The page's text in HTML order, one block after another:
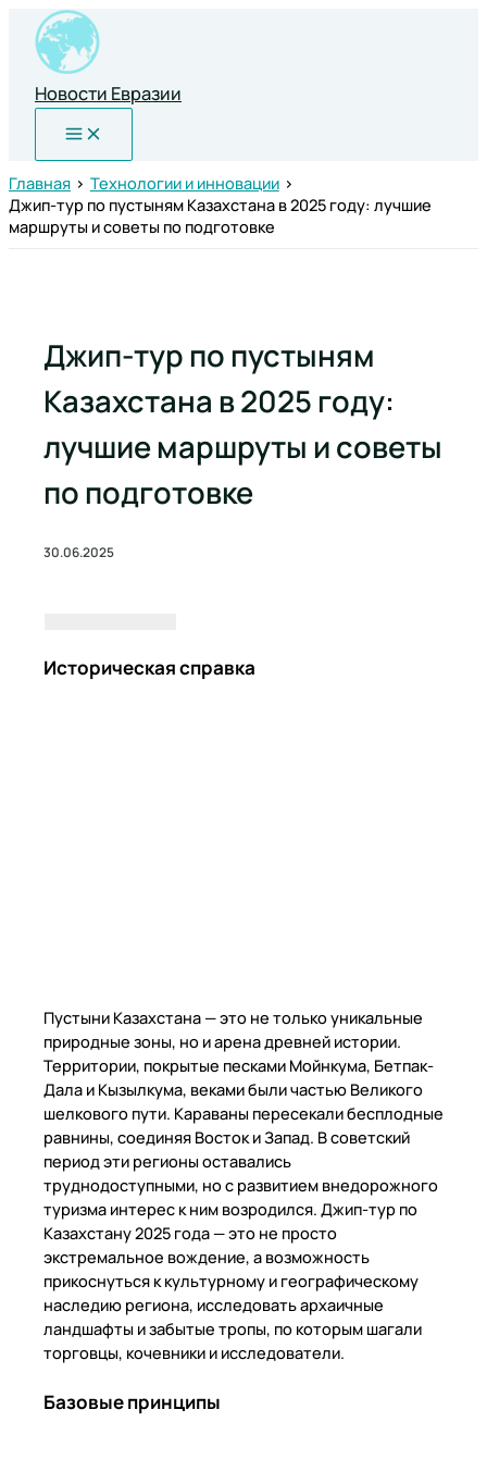
Перейти
содержимому
Новости Евразии
Главная
Технологии и инновации
Джип-тур по пустыням Казахстана в 2025 году: лучшие
маршруты и советы по подготовке
Джип-тур по пустыням
Казахстана в 2025 году:
лучшие маршруты и советы
по подготовке
30.06.2025
Историческая справка
Пустыни Казахстана — это не только уникальные
природные зоны, но и арена древней истории.
Территории, покрытые песками Мойнкума, Бетпак-
Дала и Кызылкума, веками были частью Великого
шелкового пути. Караваны пересекали бесплодные
равнины, соединяя Восток и Запад. В советский
период эти регионы оставались
труднодоступными, но с развитием внедорожного
туризма интерес к ним возродился. Джип-тур по
Казахстану 2025 года — это не просто
экстремальное вождение, а возможность
прикоснуться к культурному и географическому
наследию региона, исследовать архаичные
ландшафты и забытые тропы, по которым шагали
торговцы, кочевники и исследователи.
Базовые принципы